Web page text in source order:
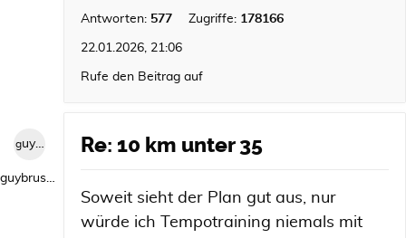
Antworten: 577 Zugriffe: 178166
22.01.2026, 21:06
Rufe den Beitrag auf
guybrush1992
guybrush1992
Re: 10 km unter 35
Soweit sieht der Plan gut aus, nur
würde ich Tempotraining niemals mit